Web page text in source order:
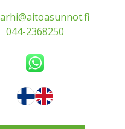
044-2368250